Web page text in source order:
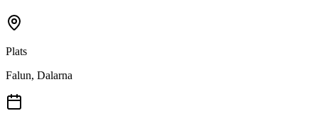
Plats
Falun, Dalarna